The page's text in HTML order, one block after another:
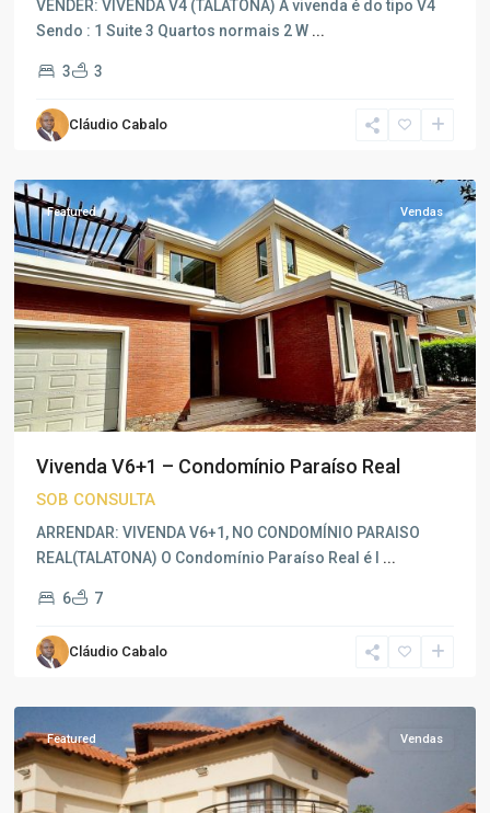
VENDER: VIVENDA V4 (TALATONA) A vivenda é do tipo V4
Sendo : 1 Suite 3 Quartos normais 2 W ...
3 3
Cláudio Cabalo
Talatona
Talatona,
Featured Vendas
Vivenda V6+1 – Condomínio Paraíso Real
SOB CONSULTA
ARRENDAR: VIVENDA V6+1, NO CONDOMÍNIO PARAISO
REAL(TALATONA) O Condomínio Paraíso Real é l ...
6 7
Cláudio Cabalo
Belas
Talatona,
Featured Vendas